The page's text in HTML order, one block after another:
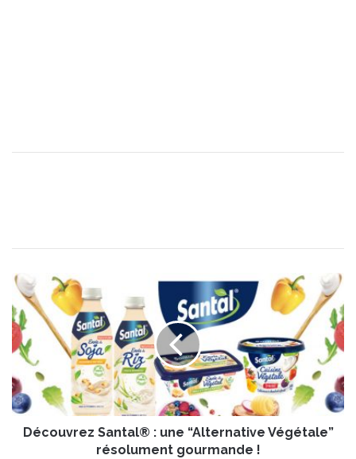
D
c
o
u
r
e
z
Découvrez Santal® : une “Alternative Végétale”
résolument gourmande !